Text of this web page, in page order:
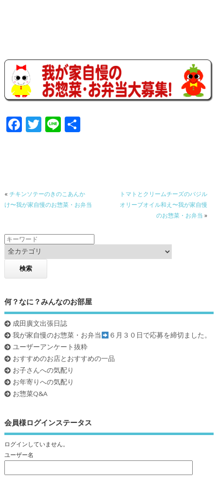
F
o
o
T Li 共
« チキンソテーのきのこあんか
け〜我が家自慢のお惣菜・お弁当
トマトとクリームチーズのバジル
オリーブオイル和え〜我が家自慢
のお惣菜・お弁当 »
何？なに？みんなのお部屋
成田廣文出張日誌
我が家自慢のお惣菜・お弁当
６月３０日で応募を締切ました。
ユーザーアンケート抜粋
おすすめのお店とおすすめの一品
お子さんへの気配り
お年寄りへの気配り
お惣菜Q&A
会員様ログインステータス
ログインしていません。
ユーザー名